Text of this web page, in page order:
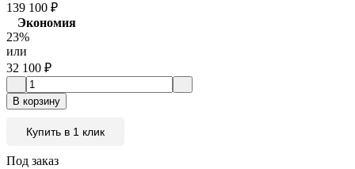
139 100 ₽
Экономия
23%
или
32 100 ₽
В корзину
Купить в 1 клик
Под заказ